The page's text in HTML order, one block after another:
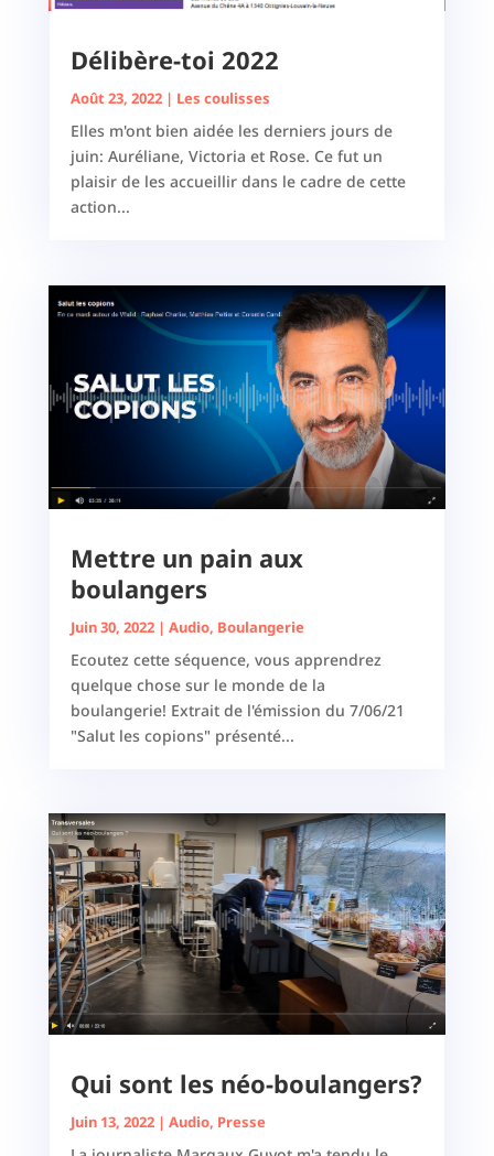
Délibère-toi 2022
Août 23, 2022| Les coulisses
Elles m'ont bien aidée les derniers jours de
juin: Auréliane, Victoria et Rose. Ce fut un
plaisir de les accueillir dans le cadre de cette
action...
Mettre un pain aux
boulangers
Juin 30, 2022| Audio, Boulangerie
Ecoutez cette séquence, vous apprendrez
quelque chose sur le monde de la
boulangerie! Extrait de l'émission du 7/06/21
"Salut les copions" présenté...
Qui sont les néo-boulangers?
Juin 13, 2022| Audio, Presse